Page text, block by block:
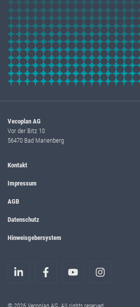
Vecoplan AG
Vor der Bitz 10
56470 Bad Marienberg
Kontakt
Impressum
AGB
Datenschutz
Hinweisgebersystem